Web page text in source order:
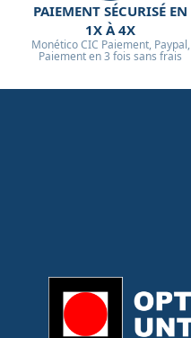
PAIEMENT SÉCURISÉ EN
1X À 4X
Monético CIC Paiement, Paypal,
Paiement en 3 fois sans frais